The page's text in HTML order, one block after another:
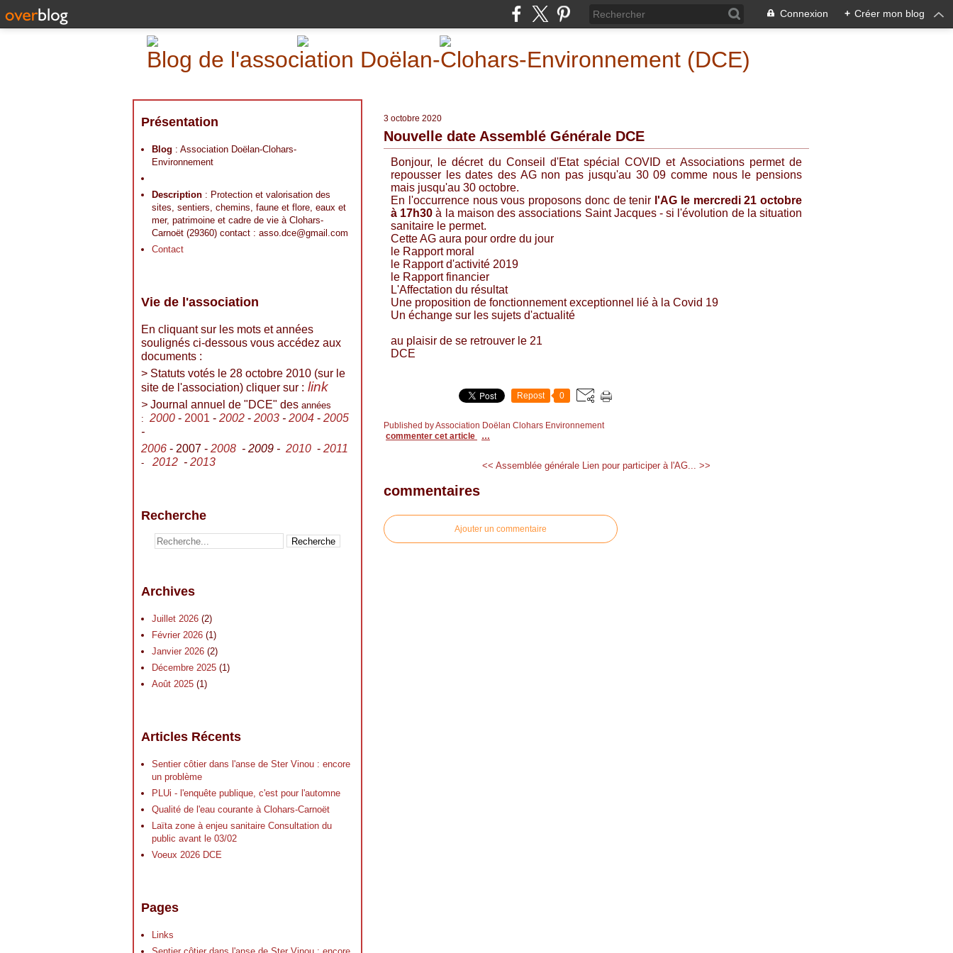
Connexion + Créer mon blog
Blog de l'association Doëlan-Clohars-Environnement (DCE)
Présentation
Blog : Association Doëlan-Clohars-
Environnement
Description : Protection et valorisation des
sites, sentiers, chemins, faune et flore, eaux et
mer, patrimoine et cadre de vie à Clohars-
Carnoët (29360) contact : asso.dce@gmail.com
Contact
Vie de l'association
En cliquant sur les mots et années
soulignés ci-dessous vous accédez aux
documents :
> Statuts votés le 28 octobre 2010 (sur le
site de l'association) cliquer sur : link
> Journal annuel de "DCE" des années
: 2000 - 2001 - 2002 - 2003 - 2004 - 2005
-
2006 - 2007 - 2008 - 2009 - 2010 - 2011
- 2012 - 2013
Recherche
Archives
Juillet 2026 (2)
Février 2026 (1)
Janvier 2026 (2)
Décembre 2025 (1)
Août 2025 (1)
Articles Récents
Sentier côtier dans l'anse de Ster Vinou : encore
un problème
PLUi - l'enquête publique, c'est pour l'automne
Qualité de l'eau courante à Clohars-Carnoët
Laïta zone à enjeu sanitaire Consultation du
public avant le 03/02
Voeux 2026 DCE
Pages
Links
3 octobre 2020
Nouvelle date Assemblé Générale DCE
Bonjour, le décret du Conseil d'Etat spécial COVID et Associations permet de
repousser les dates des AG non pas jusqu'au 30 09 comme nous le pensions
mais jusqu'au 30 octobre.
En l'occurrence nous vous proposons donc de tenir l'AG le mercredi 21 octobre
à 17h30à la maison des associations Saint Jacques - si l'évolution de la situation
sanitaire le permet.
Cette AG aura pour ordre du jour
le Rapport moral
le Rapport d'activité 2019
le Rapport financier
L'Affectation du résultat
Une proposition de fonctionnement exceptionnel lié à la Covid 19
Un échange sur les sujets d'actualité
au plaisir de se retrouver le 21
DCE
Repost 0
Published by Association Doëlan Clohars Environnement
commenter cet article
…
<< Assemblée générale Lien pour participer à l'AG... >>
commentaires
Ajouter un commentaire